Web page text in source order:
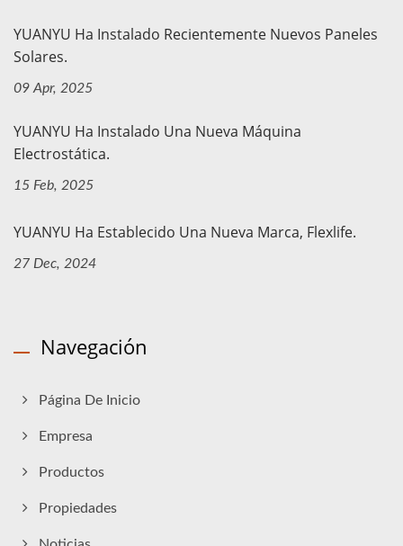
YUANYU Ha Instalado Recientemente Nuevos Paneles
Solares.
09 Apr, 2025
YUANYU Ha Instalado Una Nueva Máquina
Electrostática.
15 Feb, 2025
YUANYU Ha Establecido Una Nueva Marca, Flexlife.
27 Dec, 2024
Navegación
Página De Inicio
Empresa
Productos
Propiedades